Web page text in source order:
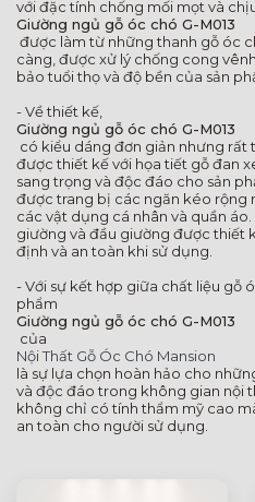
với đặc tính chống mối mọt và
Giường ngủ gỗ óc chó G-M013
được làm từ những thanh gỗ óc
càng, được xử lý chống cong
bảo tuổi thọ và độ bền của sản
- Về thiết kế,
Giường ngủ gỗ óc chó G-M013
có kiểu dáng đơn giản nhưng rất
được thiết kế với họa tiết gỗ đan
sang trọng và độc đáo cho sản
được trang bị các ngăn kéo rộng
các vật dụng cá nhân và quần
giường và đầu giường được thiết
định và an toàn khi sử dụng.
- Với sự kết hợp giữa chất liệu gỗ
phẩm
Giường ngủ gỗ óc chó G-M013
của
Nội Thất Gỗ Óc Chó Mansion
là sự lựa chọn hoàn hảo cho
và độc đáo trong không gian nội
không chỉ có tính thẩm mỹ cao
an toàn cho người sử dụng.